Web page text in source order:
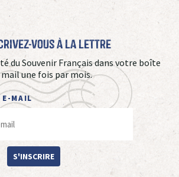
vous à La Lettre
du Souvenir Français dans votre boîte
mail une fois par mois.
E-MAIL
S'INSCRIRE